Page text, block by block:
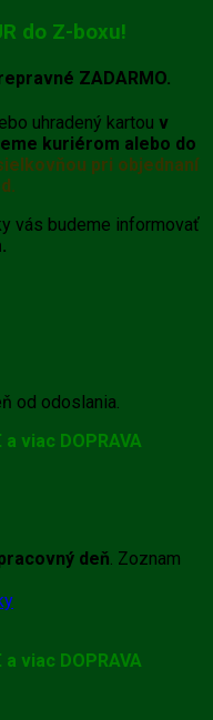
do Z-boxu!
ZADARMO.
uhradený kartou v
kuriérom alebo do
pri objednaní
vás budeme informovať
od odoslania.
viac DOPRAVA
deň. Zoznam
viac DOPRAVA